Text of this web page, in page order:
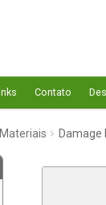
Contato